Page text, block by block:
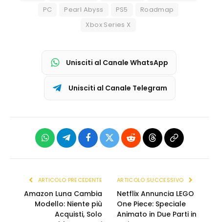
PC
Pearl Abyss PS5
Roadmap
Xbox Series X
Unisciti al Canale WhatsApp
Unisciti al Canale Telegram
WhatsAppTelegramFacebook
X
RedditThreadsCopia
ARTICOLO PRECEDENTE
Amazon Luna Cambia
Modello: Niente più
Acquisti, Solo
ARTICOLO SUCCESSIVO
Netflix Annuncia LEGO
One Piece: Speciale
Animato in Due Parti in